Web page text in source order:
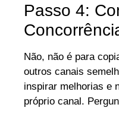
Passo 4:
Não, não é para
outros canais
inspirar melhorias e
próprio canal.